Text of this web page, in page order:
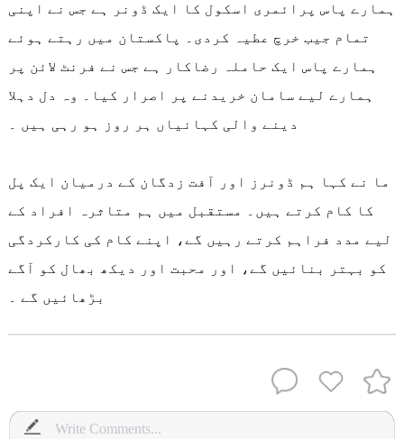
ہمارے پاس پرائمری اسکول کا ایک ڈونر ہے جس نے اپنی
تمام جیب خرچ عطیہ کردی۔ پاکستان میں رہتے ہوئے
ہمارے پاس ایک حاملہ رضاکار ہے جس نے فرنٹ لائن پر
ہمارے لیے سامان خریدنے پر اصرار کیا۔ وہ دل دہلا
دینے والی کہانیاں ہر روز ہو رہی ہیں ۔
ما نے کہا ہم ڈونرز اور آفت زدگان کے درمیان ایک پل
کا کام کرتے ہیں۔ مستقبل میں ہم متاثرہ افراد کے
لیے مدد فراہم کرتے رہیں گے، اپنے کام کی کارکردگی
کو بہتر بنائیں گے، اور محبت اور دیکھ بھال کو آگے
بڑھائیں گے ۔